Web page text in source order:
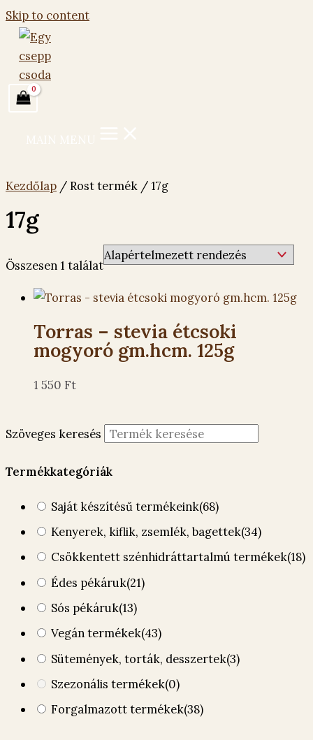
Skip to content
Szöveges keresés
Termékkategóriák
Saját készítésű termékeink(68)
Kenyerek, kiflik, zsemlék, bagettek(34)
Csökkentett szénhidráttartalmú termékek(18)
Édes pékáruk(21)
Sós pékáruk(13)
Vegán termékek(43)
Sütemények, torták, desszertek(3)
Szezonális termékek(0)
Forgalmazott termékek(38)
Kezdőlap / Rost termék / 17g
17g
Összesen 1 találat
Torras – stevia étcsoki
mogyoró gm.hcm. 125g
1 550 Ft